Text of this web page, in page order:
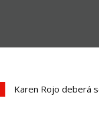
Karen Rojo deberá